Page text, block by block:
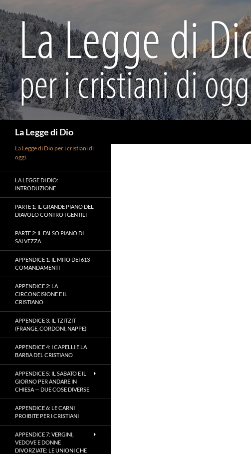
al
contenuto
La Legge di Dio
La Legge di Dio per i cristiani di
oggi.
LA LEGGE DI DIO:
INTRODUZIONE
PARTE 1: IL GRANDE PIANO DEL
DIAVOLO CONTRO I GENTILI
PARTE 2: IL FALSO PIANO DI
SALVEZZA
APPENDICE 1: IL MITO DEI 613
COMANDAMENTI
APPENDICE 2: LA
CIRCONCISIONE E IL
CRISTIANO
APPENDICE 3: IL TZITZIT
(FRANGE, CORDONI, NAPPE)
APPENDICE 4: I CAPELLI E LA
BARBA DEL CRISTIANO
APPENDICE 5: IL SABATO E IL
GIORNO PER ANDARE IN
CHIESA — DUE COSE DIVERSE
APPENDICE 6: LE CARNI
PROIBITE PER I CRISTIANI
APPENDICE 7: VERGINI,
VEDOVE E DONNE
DIVORZIATE: LE UNIONI CHE